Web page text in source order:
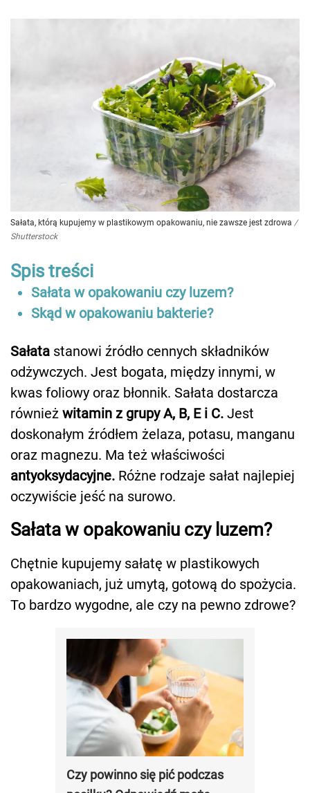
Sałata, którą kupujemy w plastikowym opakowaniu, nie zawsze jest zdrowa /
Shutterstock
Spis treści
Sałata w opakowaniu czy luzem?
Skąd w opakowaniu bakterie?
Sałata stanowi źródło cennych składników
odżywczych. Jest bogata, między innymi, w
kwas foliowy oraz błonnik. Sałata dostarcza
również witamin z grupy A, B, E i C. Jest
doskonałym źródłem żelaza, potasu, manganu
oraz magnezu. Ma też właściwości
antyoksydacyjne. Różne rodzaje sałat najlepiej
oczywiście jeść na surowo.
Sałata w opakowaniu czy luzem?
Chętnie kupujemy sałatę w plastikowych
opakowaniach, już umytą, gotową do spożycia.
To bardzo wygodne, ale czy na pewno zdrowe?
Czy powinno się pić podczas